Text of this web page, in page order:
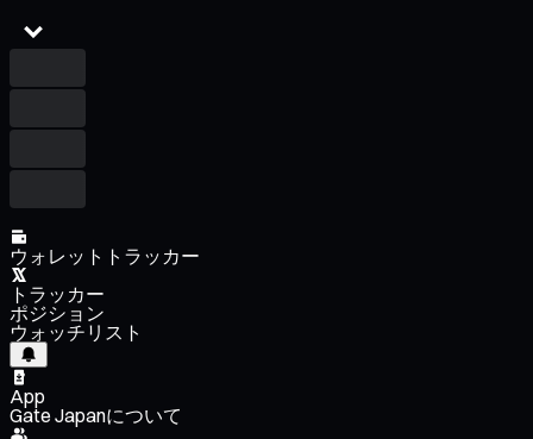
ウォレットトラッカー
トラッカー
ポジション
ウォッチリスト
App
Gate Japanについて